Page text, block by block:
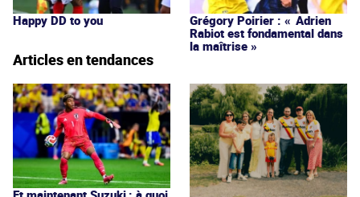
Happy DD to you
Grégory Poirier : « Adrien
Rabiot est fondamental dans
la maîtrise »
Articles en tendances